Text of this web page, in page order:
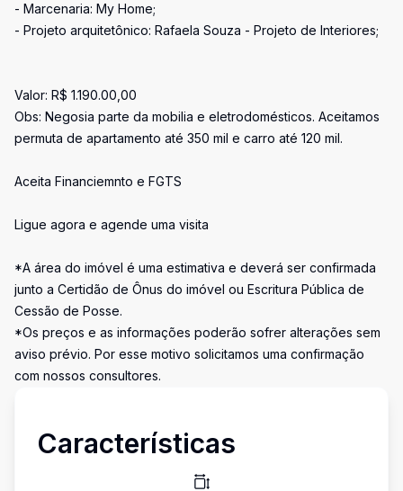
- Marcenaria: My Home;
- Projeto arquitetônico: Rafaela Souza - Projeto de Interiores;
Valor: R$ 1.190.00,00
Obs: Negosia parte da mobilia e eletrodomésticos. Aceitamos
permuta de apartamento até 350 mil e carro até 120 mil.
Aceita Financiemnto e FGTS
Ligue agora e agende uma visita
*A área do imóvel é uma estimativa e deverá ser confirmada
junto a Certidão de Ônus do imóvel ou Escritura Pública de
Cessão de Posse.
*Os preços e as informações poderão sofrer alterações sem
aviso prévio. Por esse motivo solicitamos uma confirmação
com nossos consultores.
Características